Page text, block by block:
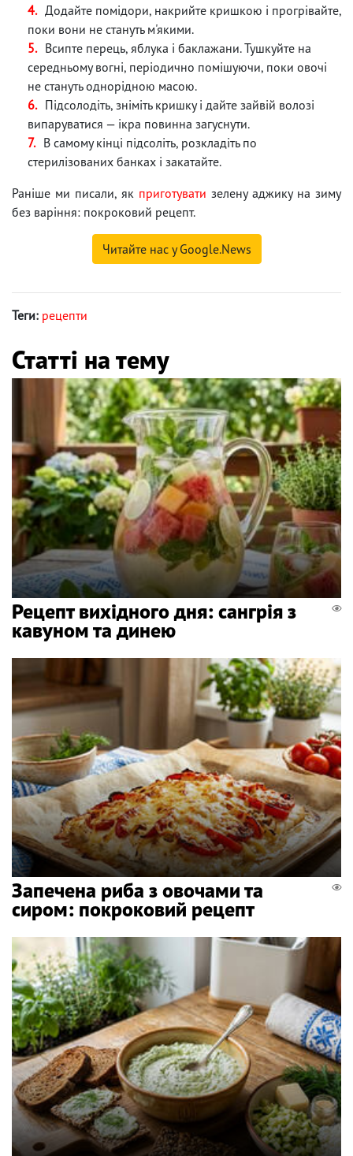
Додайте помідори, накрийте кришкою і прогрівайте,
поки вони не стануть м'якими.
Всипте перець, яблука і баклажани. Тушкуйте на
середньому вогні, періодично помішуючи, поки овочі
не стануть однорідною масою.
Підсолодіть, зніміть кришку і дайте зайвій волозі
випаруватися — ікра повинна загуснути.
В самому кінці підсоліть, розкладіть по
стерилізованих банках і закатайте.
Раніше ми писали, як приготувати зелену аджику на зиму
без варіння: покроковий рецепт.
Читайте нас у Google.News
Теги: рецепти
Статті на тему
Рецепт вихідного дня: сангрія з
кавуном та динею
Запечена риба з овочами та
сиром: покроковий рецепт